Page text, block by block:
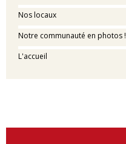
Nos locaux
Notre communauté en photos !
L'accueil